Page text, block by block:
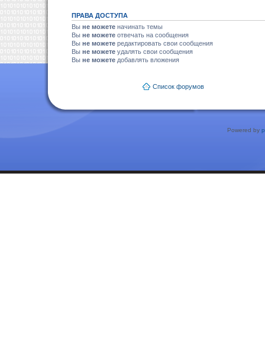
ПРАВА ДОСТУПА
Вы не можете начинать темы
Вы не можете отвечать на сообщения
Вы не можете редактировать свои сообщения
Вы не можете удалять свои сообщения
Вы не можете добавлять вложения
Список форумов
Powered by